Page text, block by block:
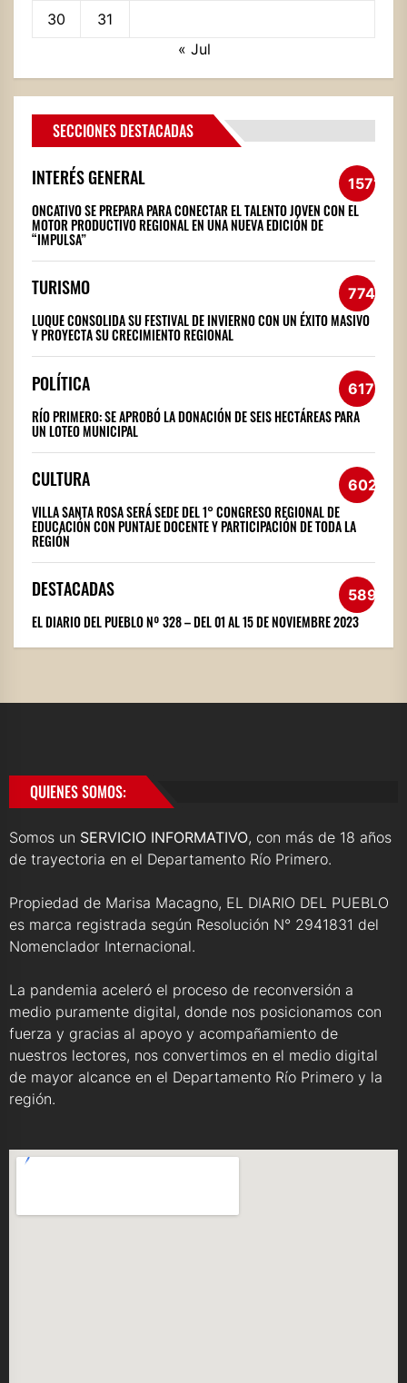
30
31
« Jul
SECCIONES DESTACADAS
INTERÉS GENERAL 1571
ONCATIVO SE PREPARA PARA CONECTAR EL TALENTO JOVEN CON EL
MOTOR PRODUCTIVO REGIONAL EN UNA NUEVA EDICIÓN DE
“IMPULSA”
TURISMO 774
LUQUE CONSOLIDA SU FESTIVAL DE INVIERNO CON UN ÉXITO MASIVO
Y PROYECTA SU CRECIMIENTO REGIONAL
POLÍTICA 617
RÍO PRIMERO: SE APROBÓ LA DONACIÓN DE SEIS HECTÁREAS PARA
UN LOTEO MUNICIPAL
CULTURA 602
VILLA SANTA ROSA SERÁ SEDE DEL 1° CONGRESO REGIONAL DE
EDUCACIÓN CON PUNTAJE DOCENTE Y PARTICIPACIÓN DE TODA LA
REGIÓN
DESTACADAS 589
EL DIARIO DEL PUEBLO Nº 328 – DEL 01 AL 15 DE NOVIEMBRE 2023
QUIENES SOMOS:
Somos un SERVICIO INFORMATIVO, con más de 18 años
de trayectoria en el Departamento Río Primero.
Propiedad de Marisa Macagno, EL DIARIO DEL PUEBLO
es marca registrada según Resolución N° 2941831 del
Nomenclador Internacional.
La pandemia aceleró el proceso de reconversión a
medio puramente digital, donde nos posicionamos con
fuerza y gracias al apoyo y acompañamiento de
nuestros lectores, nos convertimos en el medio digital
de mayor alcance en el Departamento Río Primero y la
región.